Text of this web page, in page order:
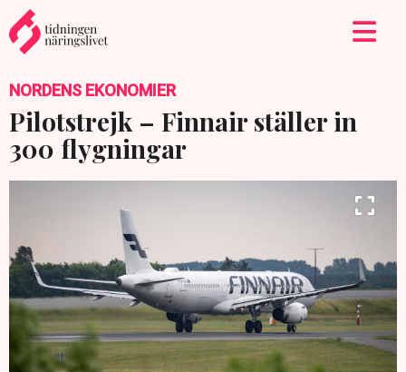
NORDENS EKONOMIER
Pilotstrejk – Finnair ställer in
300 flygningar